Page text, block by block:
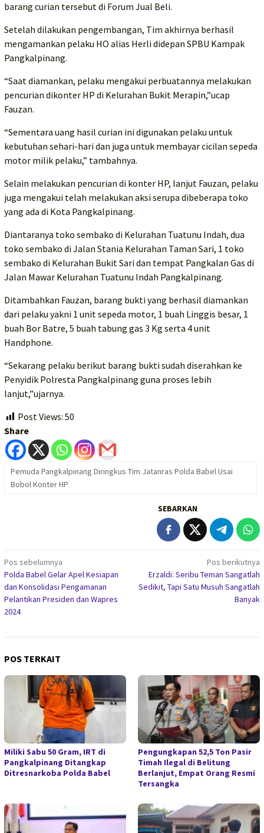
barang curian tersebut di Forum Jual Beli.
Setelah dilakukan pengembangan, Tim akhirnya berhasil
mengamankan pelaku HO alias Herli didepan SPBU Kampak
Pangkalpinang.
“Saat diamankan, pelaku mengakui perbuatannya melakukan
pencurian dikonter HP di Kelurahan Bukit Merapin,”ucap
Fauzan.
“Sementara uang hasil curian ini digunakan pelaku untuk
kebutuhan sehari-hari dan juga untuk membayar cicilan sepeda
motor milik pelaku,” tambahnya.
Selain melakukan pencurian di konter HP, lanjut Fauzan, pelaku
juga mengakui telah melakukan aksi serupa dibeberapa toko
yang ada di Kota Pangkalpinang.
Diantaranya toko sembako di Kelurahan Tuatunu Indah, dua
toko sembako di Jalan Stania Kelurahan Taman Sari, 1 toko
sembako di Kelurahan Bukit Sari dan tempat Pangkalan Gas di
Jalan Mawar Kelurahan Tuatunu Indah Pangkalpinang.
Ditambahkan Fauzan, barang bukti yang berhasil diamankan
dari pelaku yakni 1 unit sepeda motor, 1 buah Linggis besar, 1
buah Bor Batre, 5 buah tabung gas 3 Kg serta 4 unit
Handphone.
“Sekarang pelaku berikut barang bukti sudah diserahkan ke
Penyidik Polresta Pangkalpinang guna proses lebih
lanjut,”ujarnya.
Post Views: 50
Share
Pemuda Pangkalpinang Diringkus Tim Jatanras Polda Babel Usai
Bobol Konter HP
SEBARKAN
Navigasi
pos
Pos sebelumnya
Polda Babel Gelar Apel Kesiapan
dan Konsolidasi Pengamanan
Pelantikan Presiden dan Wapres
2024
Pos berikutnya
Erzaldi: Seribu Teman Sangatlah
Sedikit, Tapi Satu Musuh Sangatlah
Banyak
POS TERKAIT
Miliki Sabu 50 Gram, IRT di
Pangkalpinang Ditangkap
Ditresnarkoba Polda Babel
Pengungkapan 52,5 Ton Pasir
Timah Ilegal di Belitung
Berlanjut, Empat Orang Resmi
Tersangka